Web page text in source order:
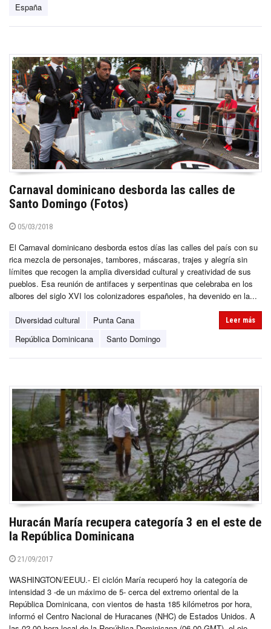
España
Carnaval dominicano desborda las calles de
Santo Domingo (Fotos)
05/03/2018
El Carnaval dominicano desborda estos días las calles del país con su
rica mezcla de personajes, tambores, máscaras, trajes y alegría sin
límites que recogen la amplia diversidad cultural y creatividad de sus
pueblos. Esa reunión de antifaces y serpentinas que celebraba en los
albores del siglo XVI los colonizadores españoles, ha devenido en la...
Diversidad cultural
Punta Cana
República Dominicana
Santo Domingo
Leer más
Huracán María recupera categoría 3 en el este de
la República Dominicana
21/09/2017
WASHINGTON/EEUU.- El ciclón María recuperó hoy la categoría de
intensidad 3 -de un máximo de 5- cerca del extremo oriental de la
República Dominicana, con vientos de hasta 185 kilómetros por hora,
informó el Centro Nacional de Huracanes (NHC) de Estados Unidos. A